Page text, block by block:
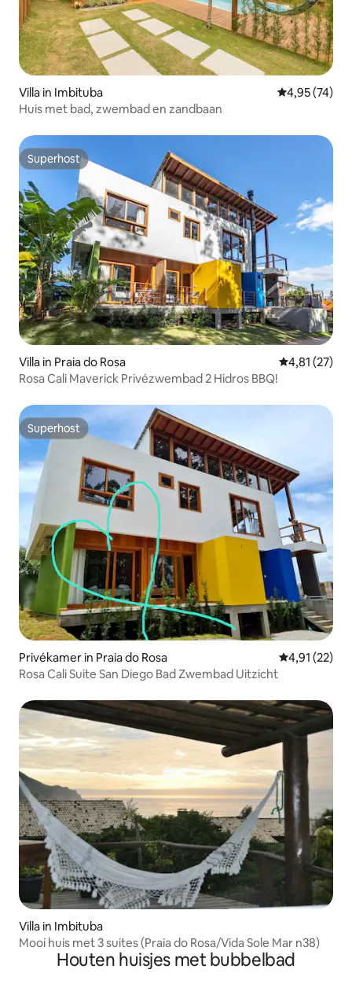
Villa in Imbituba Gemiddelde
4,95 (74)
Huis met bad, zwembad en zandbaan
Superhost
Superhost
Villa in Praia do Rosa Gemiddelde
4,81 (27)
Rosa Cali Maverick Privézwembad 2 Hidros BBQ!
Superhost
Superhost
Privékamer in Praia do Rosa Gemiddelde
4,91 (22)
Rosa Cali Suite San Diego Bad Zwembad Uitzicht
Villa in Imbituba
Mooi huis met 3 suites (Praia do Rosa/Vida Sole Mar n38)
Houten huisjes met bubbelbad